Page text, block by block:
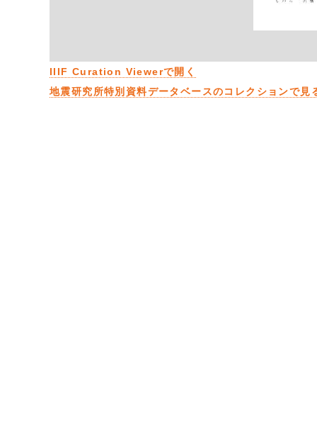
IIIF Curation Viewerで開く
地震研究所特別資料データベースのコレクションで見